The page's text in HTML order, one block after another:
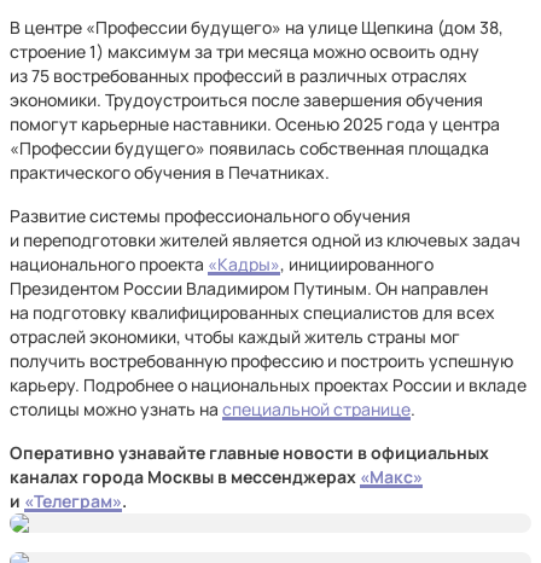
В центре «Профессии будущего» на улице Щепкина (дом 38,
строение 1) максимум за три месяца можно освоить одну
из 75 востребованных профессий в различных отраслях
экономики. Трудоустроиться после завершения обучения
помогут карьерные наставники. Осенью 2025 года у центра
«Профессии будущего» появилась собственная площадка
практического обучения в Печатниках.
Развитие системы профессионального обучения
и переподготовки жителей является одной из ключевых задач
национального проекта «Кадры», инициированного
Президентом России Владимиром Путиным. Он направлен
на подготовку квалифицированных специалистов для всех
отраслей экономики, чтобы каждый житель страны мог
получить востребованную профессию и построить успешную
карьеру. Подробнее о национальных проектах России и вкладе
столицы можно узнать на специальной странице.
Оперативно узнавайте главные новости в официальных
каналах города Москвы в мессенджерах «Макс»
и «Телеграм».